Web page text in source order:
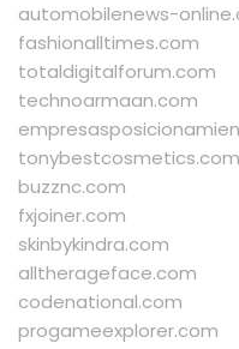
automobilenews-
fashionalltimes.com
totaldigitalforum.com
technoarmaan.com
tonybestcosmetics.com
buzznc.com
fxjoiner.com
skinbykindra.com
alltherageface.com
codenational.com
progameexplorer.com